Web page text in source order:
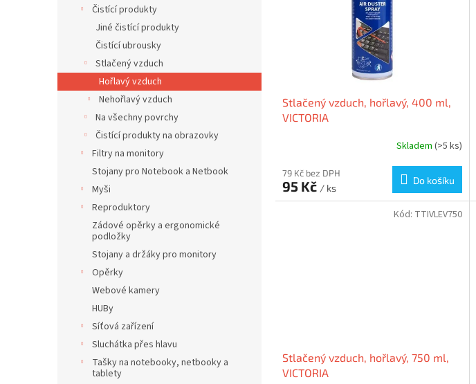
Čistící produkty
Jiné čistící produkty
Čistící ubrousky
Stlačený vzduch
Hořlavý vzduch
Nehořlavý vzduch
Na všechny povrchy
Čistící produkty na obrazovky
Filtry na monitory
Stojany pro Notebook a Netbook
Myši
Reproduktory
Zádové opěrky a ergonomické
podložky
Stojany a držáky pro monitory
Opěrky
Webové kamery
HUBy
Síťová zařízení
Sluchátka přes hlavu
Tašky na notebooky, netbooky a
tablety
Stlačený vzduch, hořlavý, 400 ml,
VICTORIA
Skladem (>5 ks)
79 Kč bez DPH
95 Kč / ks
Do košíku
Stlačený vzduch, hořlavý, 750 ml,
VICTORIA
Kód: TTIVLEV750